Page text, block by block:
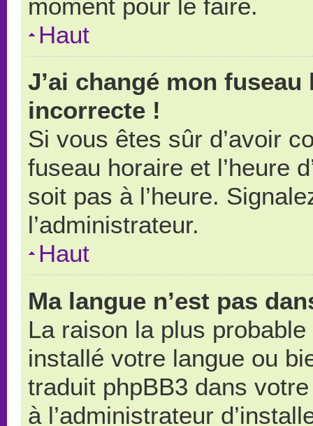
moment pour le faire.
Haut
J’ai changé mon
incorrecte !
Si vous êtes sûr d’avoir
fuseau horaire et l’heure
soit pas à l’heure.
l’administrateur.
Haut
Ma langue n’est pas
La raison la plus probable
installé votre langue ou
traduit phpBB3 dans
à l’administrateur